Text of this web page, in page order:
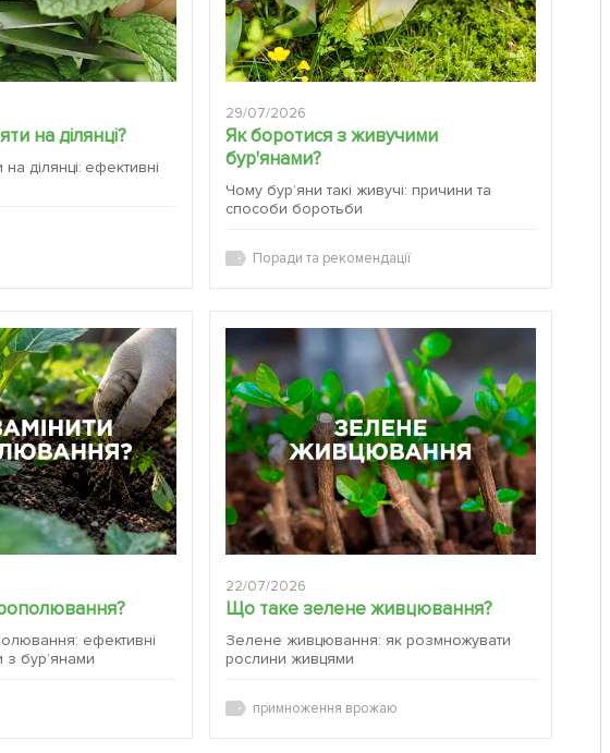
на ділянці?
ділянці: ефективні
29/07/2026
Як боротися з живучими
бур'янами?
Чому бур’яни такі живучі: причини та
способи боротьби
Поради та рекомендації
ефективні
бур’янами
22/07/2026
Що таке зелене живцювання?
Зелене живцювання: як розмножувати
рослини живцями
примноження врожаю